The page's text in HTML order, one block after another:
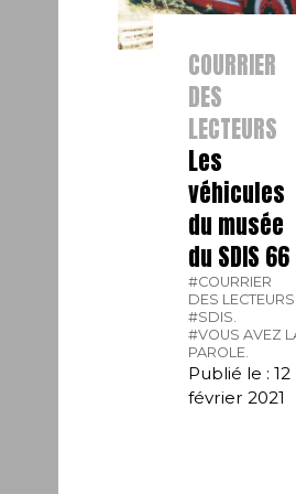
COURRIER
DES
LECTEURS
Les
véhicules
du musée
du SDIS 66
#COURRIER
DES LECTEURS.
#SDIS.
#VOUS AVEZ
PAROLE.
Publié le : 12
février 2021